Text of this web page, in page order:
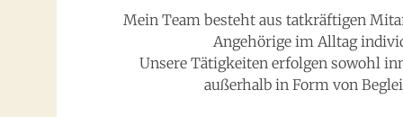
Mein Team besteht aus tatkräftigen
Angehörige im Alltag
Unsere Tätigkeiten erfolgen sowohl
außerhalb in Form von